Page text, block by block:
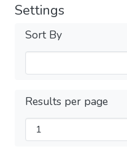
Settings
Sort By
Results per page